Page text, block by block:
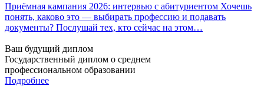
Приёмная кампания 2026: интервью с абитуриентом Хочешь
понять, каково это — выбирать профессию и подавать
документы? Послушай тех, кто сейчас на этом…
Ваш будущий диплом
Государственный диплом о среднем
профессиональном образовании
Подробнее